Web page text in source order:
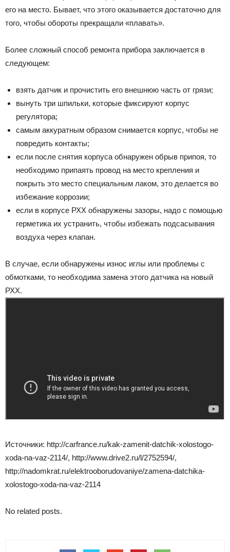
его на место. Бывает, что этого оказывается достаточно для
того, чтобы обороты прекращали «плавать».
Более сложный способ ремонта прибора заключается в
следующем:
взять датчик и прочистить его внешнюю часть от грязи;
вынуть три шпильки, которые фиксируют корпус
регулятора;
самым аккуратным образом снимается корпус, чтобы не
повредить контакты;
если после снятия корпуса обнаружен обрыв припоя, то
необходимо припаять провод на место крепления и
покрыть это место специальным лаком, это делается во
избежание коррозии;
если в корпусе РХХ обнаружены зазоры, надо с помощью
герметика их устранить, чтобы избежать подсасывания
воздуха через клапан.
В случае, если обнаружены износ иглы или проблемы с
обмотками, то необходима замена этого датчика на новый
РХХ.
Источники: http://carfrance.ru/kak-zamenit-datchik-xolostogo-
xoda-na-vaz-2114/, http://www.drive2.ru/l/2752594/,
http://nadomkrat.ru/elektrooborudovaniye/zamena-datchika-
xolostogo-xoda-na-vaz-2114
No related posts.